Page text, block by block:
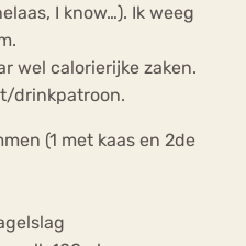
I know…). Ik weeg
wel calorierijke zaken.
drinkpatroon.
(1 met kaas en 2de